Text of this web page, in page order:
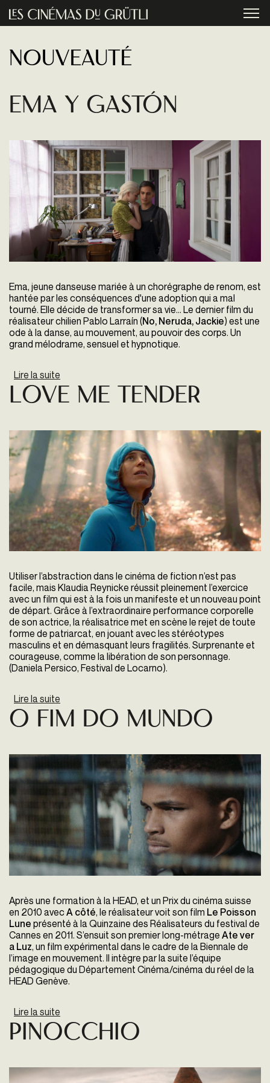
Aller au contenu principal
Nouveauté
Ema y Gastón
Ema, jeune danseuse mariée à un chorégraphe de renom, est
hantée par les conséquences d'une adoption qui a mal
tourné. Elle décide de transformer sa vie... Le dernier film du
réalisateur chilien Pablo Larraín (No, Neruda, Jackie) est une
ode à la danse, au mouvement, au pouvoir des corps. Un
grand mélodrame, sensuel et hypnotique.
Lire la suite
Love me tender
Utiliser l’abstraction dans le cinéma de fiction n’est pas
facile, mais Klaudia Reynicke réussit pleinement l’exercice
avec un film qui est à la fois un manifeste et un nouveau point
de départ. Grâce à l’extraordinaire performance corporelle
de son actrice, la réalisatrice met en scène le rejet de toute
forme de patriarcat, en jouant avec les stéréotypes
masculins et en démasquant leurs fragilités. Surprenante et
courageuse, comme la libération de son personnage.
(Daniela Persico, Festival de Locarno).
Lire la suite
O fim do Mundo
Après une formation à la HEAD, et un Prix du cinéma suisse
en 2010 avecA côté, le réalisateur voit son film Le Poisson
Lune présenté à la Quinzaine des Réalisateurs du festival de
Cannes en 2011. S’ensuit son premier long-métrage Ate ver
a Luz, un film expérimental dans le cadre de la Biennale de
l’image en mouvement. Il intègre par la suite l’équipe
pédagogique du Département Cinéma/cinéma du réel de la
HEAD Genève.
Lire la suite
Pinocchio